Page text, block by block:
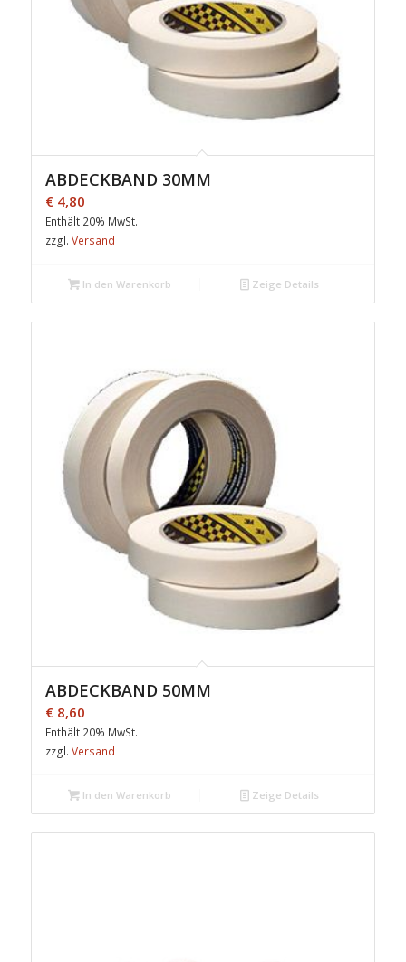
ABDECKBAND 30MM
€4,80
Enthält 20% MwSt.
zzgl. Versand
In den Warenkorb Zeige Details
ABDECKBAND 50MM
€8,60
Enthält 20% MwSt.
zzgl. Versand
In den Warenkorb Zeige Details